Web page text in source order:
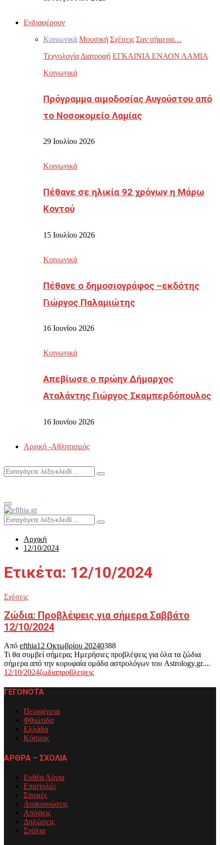
Ενδιαφέρουν
Κοινωνικά Μουσική Σχέσεις Σαν σήμερα…
Τεχνολογία Διατροφή ΕΓΚΑΙΝΙΑ ΕΝΑΟΝ ΛΑΜΙΑ
Κοινωνικά
Πρόγραμμα αιμοδοσίας Αυγούστου από
το Νοσοκομείο Λαμίας
29 Ιουλίου 2026
Κοινωνικά
Πέθανε σε ηλικία 92 χρόνων η Μάρω
Κοντού
15 Ιουλίου 2026
Κοινωνικά
Πέθανε ο δημοσιογράφος –εκδότης
Γιώργος Παλαμιώτης
16 Ιουνίου 2026
Κοινωνικά
Απεβίωσε ο πρώην Δήμαρχος
Αταλάντης Γιώργος Σκαμπερδόπουλος
16 Ιουνίου 2026
Αρχική -Αθλητισμός
Search
Search
Primary
Menu
Search
for:
Search
Αρχική
12/10/2024
Ετικέτα: 12/10/2024
Σχέσεις
Ζώδια: Προβλέψεις για σήμερα Σαββάτο
12/10/2024
Από efthia12 Οκτωβρίου 20240388
Τι θα συμβεί σήμερα; Ημερήσιες προβλέψεις για όλα τα ζώδια
σήμερα από την κορυφαία ομάδα αστρολόγων του Astrology.gr....
12/10/2024ζωδιαπροβλεψεις
ΓΕΓΟΝΟΤΑ
Περιφέρεια
Φθιώτιδα
Ελλάδα
Κόσμος
ΑΡΘΡΑ – ΣΧΟΛΙΑ
Ευθέα Λόγια
Επιστολές
Στιγμές
Ανακοινώσεις
Απόψεις
Δηλώσεις
Σχόλια